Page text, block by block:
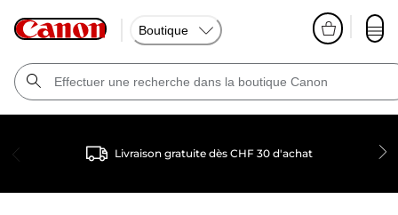
Boutique
Livraison gratuite dès CHF 30 d'achat